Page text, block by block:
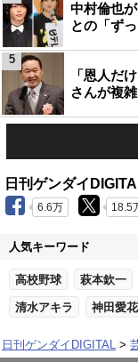
中村倫也
との「ず
「恩人だ
さんが複
5
日刊ゲンダイ
6.6万 18.5
人気キーワード
高校野球 萩本欽一
清水アキラ 神田愛花
日刊ゲンダイDIGITAL